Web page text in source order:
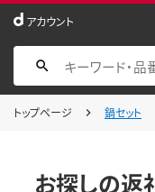
アカウント
トップページ 鍋セット
お探しの返